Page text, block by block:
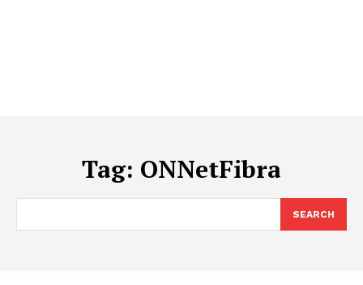
Tag: ONNetFibra
SEARCH